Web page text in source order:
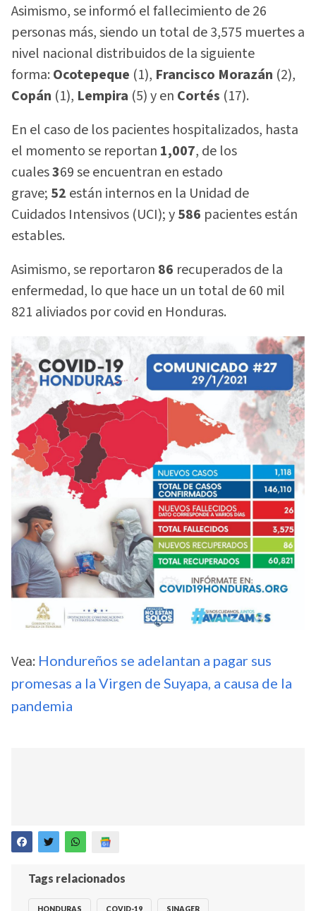
Asimismo, se informó el fallecimiento de 26
personas más, siendo un total de 3,575 muertes a
nivel nacional distribuidos de la siguiente
forma: Ocotepeque (1), Francisco Morazán (2),
Copán (1), Lempira (5) y en Cortés (17).
En el caso de los pacientes hospitalizados, hasta
el momento se reportan 1,007, de los
cuales369 se encuentran en estado
grave; 52 están internos en la Unidad de
Cuidados Intensivos (UCI); y586 pacientes están
estables.
Asimismo, se reportaron 86 recuperados de la
enfermedad, lo que hace un un total de 60 mil
821 aliviados por covid en Honduras.
Vea: Hondureños se adelantan a pagar sus
promesas a la Virgen de Suyapa, a causa de la
pandemia
Tags relacionados
HONDURAS COVID-19 SINAGER